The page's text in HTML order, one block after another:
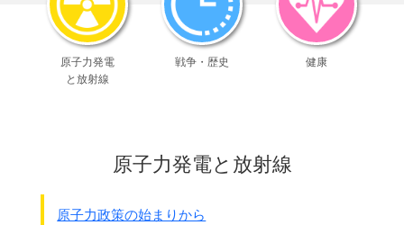
薬による有害事象
と呼んだ方が良いかもしれません。
どのような有害な反面があるか整理してみます。
ただし、病気の治療には薬は必要 です。
有害事象があるからと言って
承知して使う場合も多くあるでしょう。
◎解熱剤や下痢止めなど、
念の為といって必要のない薬
原子力発電
と放射線
戦争・歴史 健康
原子力発電と放射線
原子力政策の始まりから